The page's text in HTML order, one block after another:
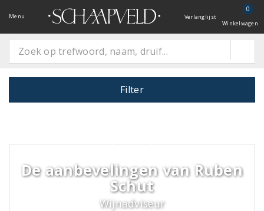
Menu Verlanglijst
0
Winkelwagen
Filter
De aanbevelingen van Ruben
Schut
Wijnadviseur